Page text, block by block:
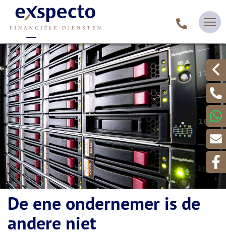
De ene ondernemer is de
andere niet